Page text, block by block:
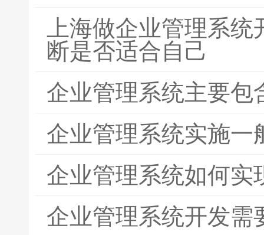
上海做企业管理系
断是否适合自己
企业管理系统主要包
企业管理系统实施一
企业管理系统如何实
企业管理系统开发需